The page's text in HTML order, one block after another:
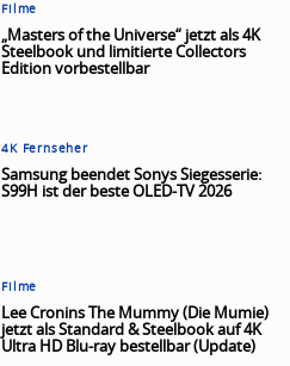
Filme
„Masters of the Universe“ jetzt als 4K
Steelbook und limitierte Collectors
Edition vorbestellbar
4K Fernseher
Samsung beendet Sonys Siegesserie:
S99H ist der beste OLED-TV 2026
Filme
Lee Cronins The Mummy (Die Mumie)
jetzt als Standard & Steelbook auf 4K
Ultra HD Blu-ray bestellbar (Update)